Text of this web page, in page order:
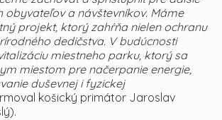
obyvateľov a návštevníkov. Máme
projekt, ktorý zahŕňa nielen ochranu
dedičstva. V budúcnosti
miestneho parku, ktorý sa
miestom pre načerpanie energie,
duševnej i fyzickej
košický primátor Jaroslav